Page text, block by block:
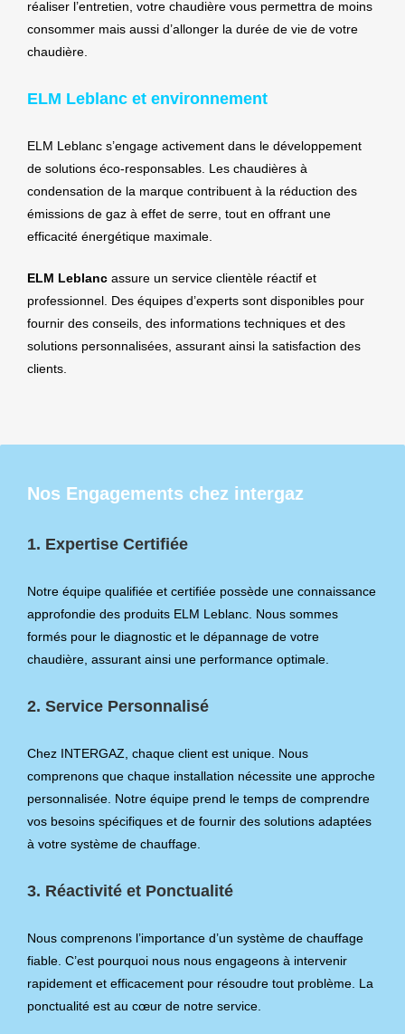
réaliser l’entretien, votre chaudière vous permettra de moins
consommer mais aussi d’allonger la durée de vie de votre
chaudière.
ELM Leblanc et environnement
ELM Leblanc s’engage activement dans le développement
de solutions éco-responsables. Les chaudières à
condensation de la marque contribuent à la réduction des
émissions de gaz à effet de serre, tout en offrant une
efficacité énergétique maximale.
ELM Leblanc assure un service clientèle réactif et
professionnel. Des équipes d’experts sont disponibles pour
fournir des conseils, des informations techniques et des
solutions personnalisées, assurant ainsi la satisfaction des
clients.
Nos Engagements chez intergaz
1. Expertise Certifiée
Notre équipe qualifiée et certifiée possède une connaissance
approfondie des produits ELM Leblanc. Nous sommes
formés pour le diagnostic et le dépannage de votre
chaudière, assurant ainsi une performance optimale.
2. Service Personnalisé
Chez INTERGAZ, chaque client est unique. Nous
comprenons que chaque installation nécessite une approche
personnalisée. Notre équipe prend le temps de comprendre
vos besoins spécifiques et de fournir des solutions adaptées
à votre système de chauffage.
3. Réactivité et Ponctualité
Nous comprenons l’importance d’un système de chauffage
fiable. C’est pourquoi nous nous engageons à intervenir
rapidement et efficacement pour résoudre tout problème. La
ponctualité est au cœur de notre service.